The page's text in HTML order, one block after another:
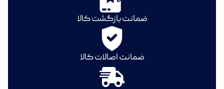
ضمانت بازگشت کالا
ضمانت اصالات کالا